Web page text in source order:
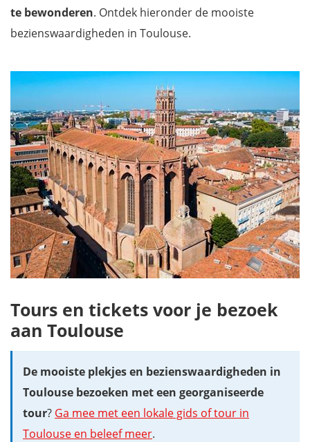
te bewonderen. Ontdek hieronder de mooiste
bezienswaardigheden in Toulouse.
Tours en tickets voor je bezoek
aan Toulouse
De mooiste plekjes en bezienswaardigheden in
Toulouse bezoeken met een georganiseerde
tour? Ga mee met een lokale gids of tour in
Toulouse en beleef meer.